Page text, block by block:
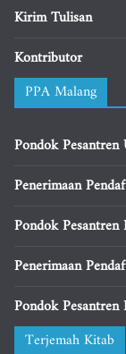
Kirim Tulisan
Kontributor
PPA Malang
Pondok Pesantren
Penerimaan
Pondok
Penerimaan
Pondok
Terjemah Kitab